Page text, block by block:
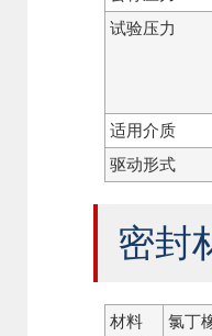
试验压力
适用介质
驱动形式
密封
材料
氯丁